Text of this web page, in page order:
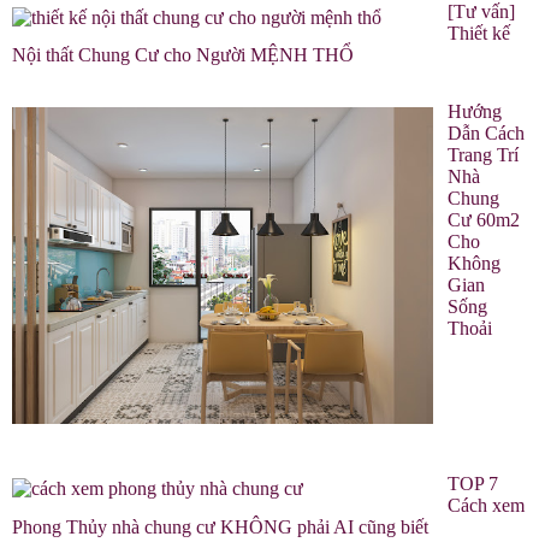
[Tư vấn]
Thiết kế
Nội thất Chung Cư cho Người MỆNH THỔ
Hướng
Dẫn Cách
Trang Trí
Nhà
Chung
Cư 60m2
Cho
Không
Gian
Sống
Thoải
TOP 7
Cách xem
Phong Thủy nhà chung cư KHÔNG phải AI cũng biết